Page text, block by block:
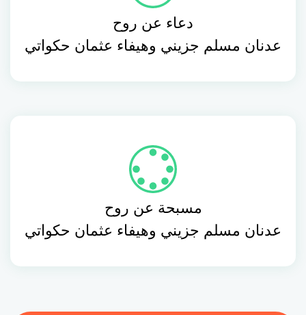
دعاء عن روح
عدنان مسلم جزيني وهيفاء عثمان حكواتي
مسبحة عن روح
عدنان مسلم جزيني وهيفاء عثمان حكواتي